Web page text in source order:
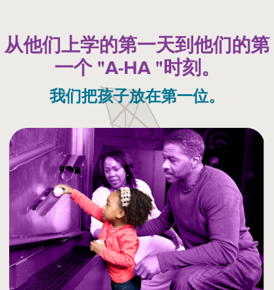
从他们上学的第一天到他们的第
一个 "A-HA "时刻。
我们把孩子放在第一位。